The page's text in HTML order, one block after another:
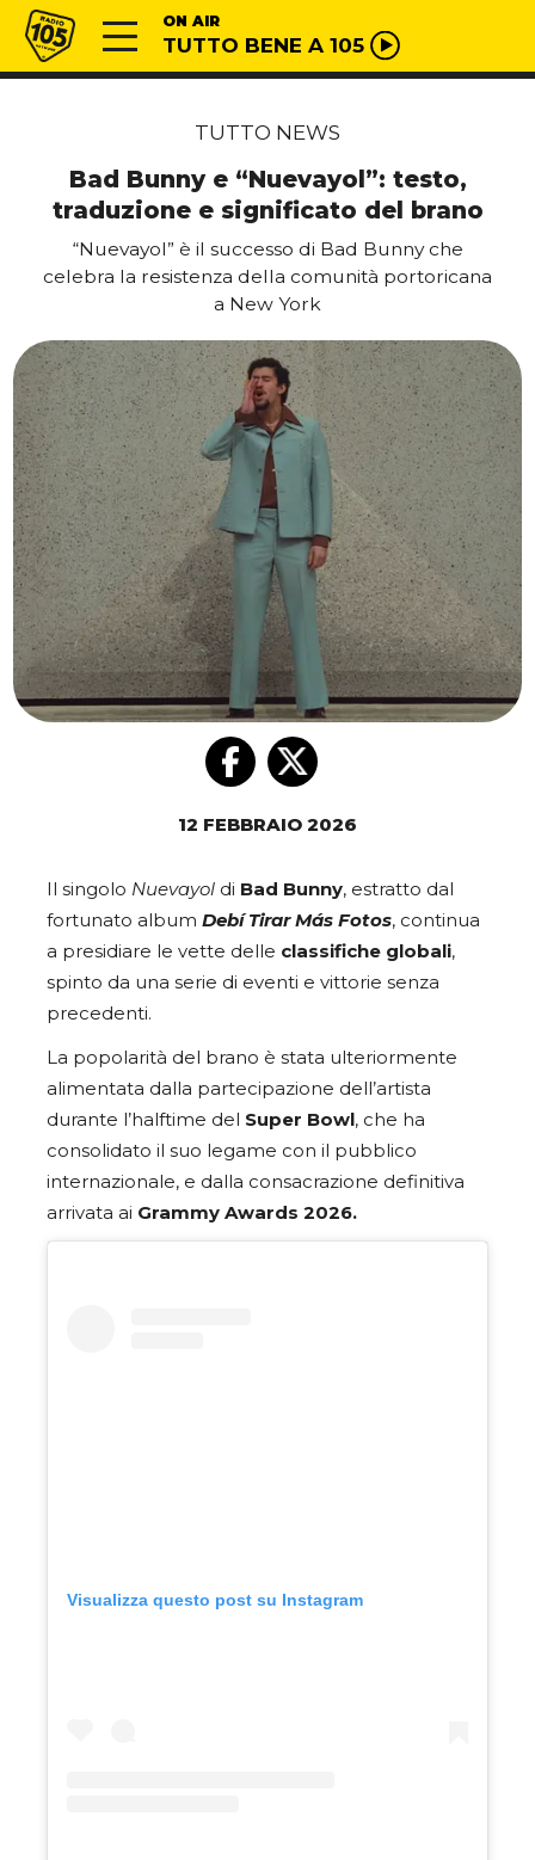
Vai al contenuto
Radio 105 ON AIR
TUTTO BENE A 105
TUTTO NEWS
Bad Bunny e “Nuevayol”: testo,
traduzione e significato del brano
“Nuevayol” è il successo di Bad Bunny che
celebra la resistenza della comunità portoricana
a New York
12 FEBBRAIO 2026
Il singolo Nuevayol di Bad Bunny, estratto dal
fortunato album Debí Tirar Más Fotos, continua
a presidiare le vette delle classifiche globali,
spinto da una serie di eventi e vittorie senza
precedenti.
La popolarità del brano è stata ulteriormente
alimentata dalla partecipazione dell’artista
durante l’halftime del Super Bowl, che ha
consolidato il suo legame con il pubblico
internazionale, e dalla consacrazione definitiva
arrivata ai Grammy Awards 2026.
Visualizza questo post su Instagram